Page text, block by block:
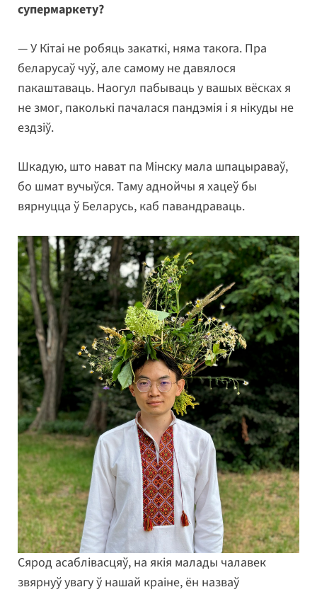
супермаркету?
— У Кітаі не робяць закаткі, няма такога. Пра
беларусаў чуў, але самому не давялося
пакаштаваць. Наогул пабываць у вашых вёсках я
не змог, паколькі пачалася пандэмія і я нікуды не
ездзіў.
Шкадую, што нават па Мінску мала шпацыраваў,
бо шмат вучыўся. Таму аднойчы я хацеў бы
вярнуцца ў Беларусь, каб павандраваць.
Сярод асаблівасцяў, на якія малады чалавек
звярнуў увагу ў нашай краіне, ён назваў